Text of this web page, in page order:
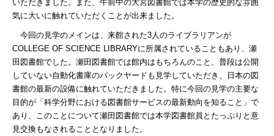
いただきました。また、午前中の大宮図書館では本学の歴史的な雰囲
気に大いに触れていただくことが出来ました。
今回の見学のメインは、来館された3 人のライブラリアンが
COLLEGE OF SCIENCE LIBRARYに所属されていることもあり、瀬
田図書館でした。瀬田図書館では館内はもちろんのこと、普段は公開
していない自動化書庫のバックヤードも見学していただき、日本の図
書館の最新の設備に触れていただきました。特に今回の見学の主要な
目的が「科学分野における図書館サービスの最新動向を知ること」で
あり、このことについて瀬田図書館では本学図書館員とたっぷりと意
見交換もなされることとなりました。